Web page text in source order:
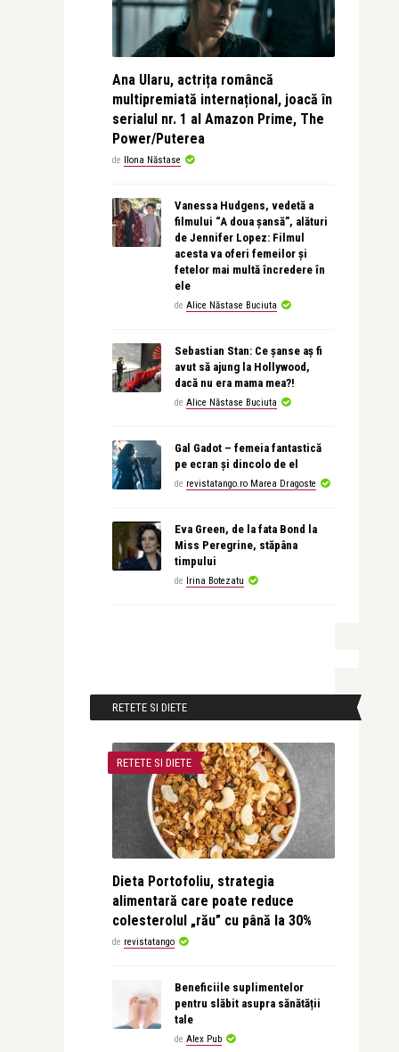
Ana Ularu, actrița româncă
multipremiată internațional, joacă în
serialul nr. 1 al Amazon Prime, The
Power/Puterea
de Ilona Năstase
Vanessa Hudgens, vedetă a
filmului “A doua șansă”, alături
de Jennifer Lopez: Filmul
acesta va oferi femeilor și
fetelor mai multă încredere în
ele
de Alice Năstase Buciuta
Sebastian Stan: Ce șanse aș fi
avut să ajung la Hollywood,
dacă nu era mama mea?!
de Alice Năstase Buciuta
Gal Gadot – femeia fantastică
pe ecran și dincolo de el
de revistatango.ro Marea Dragoste
Eva Green, de la fata Bond la
Miss Peregrine, stăpâna
timpului
de Irina Botezatu
RETETE SI DIETE
RETETE SI DIETE
Dieta Portofoliu, strategia
alimentară care poate reduce
colesterolul „rău” cu până la 30%
de revistatango
Beneficiile suplimentelor
pentru slăbit asupra sănătății
tale
de Alex Pub